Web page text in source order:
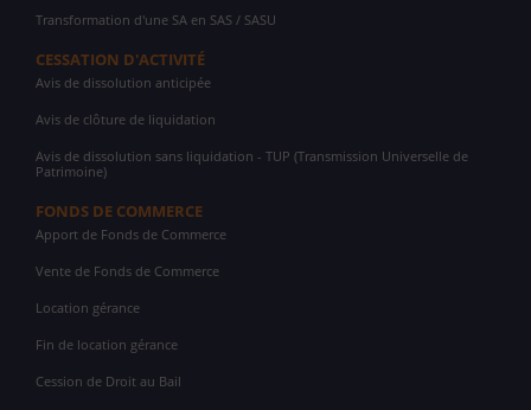
Transformation d'une SA en SAS / SASU
CESSATION D'ACTIVITÉ
Avis de dissolution anticipée
Avis de clôture de liquidation
Avis de dissolution sans liquidation - TUP (Transmission Universelle de
Patrimoine)
FONDS DE COMMERCE
Apport de Fonds de Commerce
Vente de Fonds de Commerce
Location gérance
Fin de location gérance
Cession de Droit au Bail